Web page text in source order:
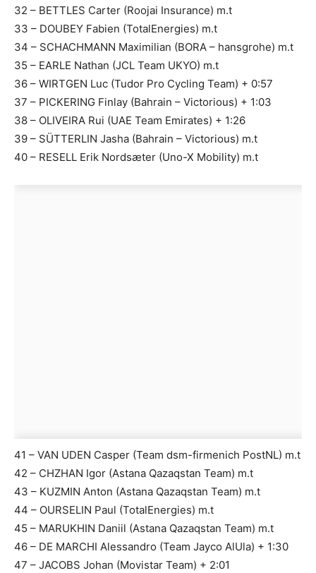
32 – BETTLES Carter (Roojai Insurance) m.t
33 – DOUBEY Fabien (TotalEnergies) m.t
34 – SCHACHMANN Maximilian (BORA – hansgrohe) m.t
35 – EARLE Nathan (JCL Team UKYO) m.t
36 – WIRTGEN Luc (Tudor Pro Cycling Team) + 0:57
37 – PICKERING Finlay (Bahrain – Victorious) + 1:03
38 – OLIVEIRA Rui (UAE Team Emirates) + 1:26
39 – SÜTTERLIN Jasha (Bahrain – Victorious) m.t
40 – RESELL Erik Nordsæter (Uno-X Mobility) m.t
41 – VAN UDEN Casper (Team dsm-firmenich PostNL) m.t
42 – CHZHAN Igor (Astana Qazaqstan Team) m.t
43 – KUZMIN Anton (Astana Qazaqstan Team) m.t
44 – OURSELIN Paul (TotalEnergies) m.t
45 – MARUKHIN Daniil (Astana Qazaqstan Team) m.t
46 – DE MARCHI Alessandro (Team Jayco AlUla) + 1:30
47 – JACOBS Johan (Movistar Team) + 2:01